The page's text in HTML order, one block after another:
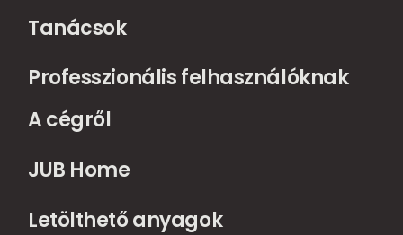
Tanácsok
Professzionális felhasználóknak
A cégről
JUB Home
Letölthető anyagok